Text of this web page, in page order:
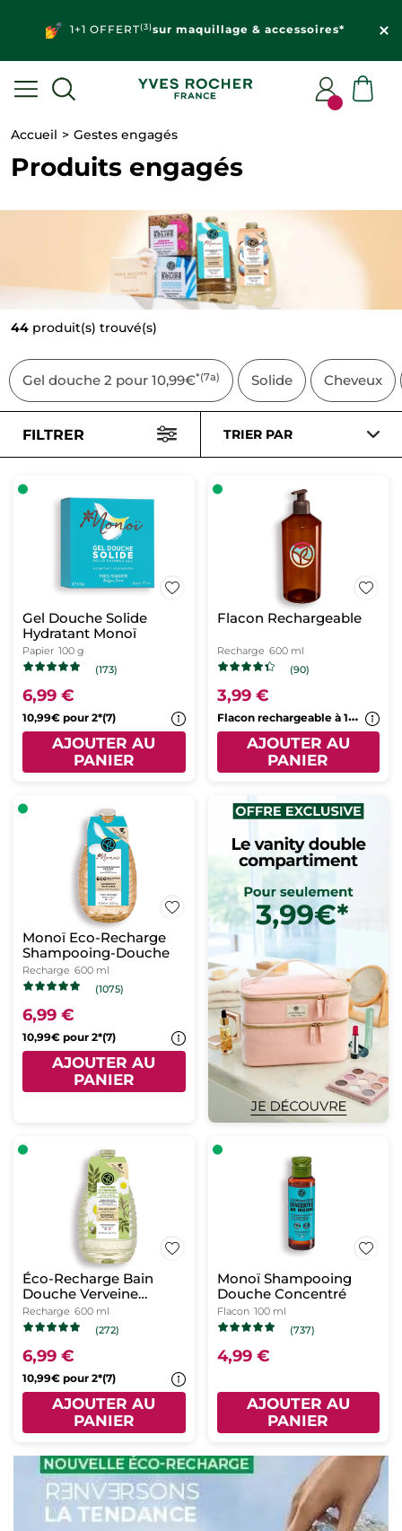
1+1 OFFERT(3)sur maquillage & accessoires*
Accueil Gestes engagés
Produits engagés
44 produit(s) trouvé(s)
Gel douche 2 pour 10,99€*(7a) Solide Cheveux
FILTRER TRIER PAR
Gel Douche Solide
Hydratant Monoï
Papier 100 g
(173)
6,99 €
10,99€ pour 2*(7)
AJOUTER AU
PANIER
Flacon Rechargeable
Recharge 600 ml
(90)
3,99 €
F
lacon rechargeable à 1€*(7b)
AJOUTER AU
PANIER
Monoï Eco-Recharge
Shampooing-Douche
Recharge 600 ml
(1075)
6,99 €
10,99€ pour 2*(7)
AJOUTER AU
PANIER
Éco-Recharge Bain
Douche Verveine
Citronnée & Fleur de
Camomille
Recharge 600 ml
(272)
6,99 €
10,99€ pour 2*(7)
AJOUTER AU
PANIER
Monoï Shampooing
Douche Concentré
Flacon 100 ml
(737)
4,99 €
AJOUTER AU
PANIER